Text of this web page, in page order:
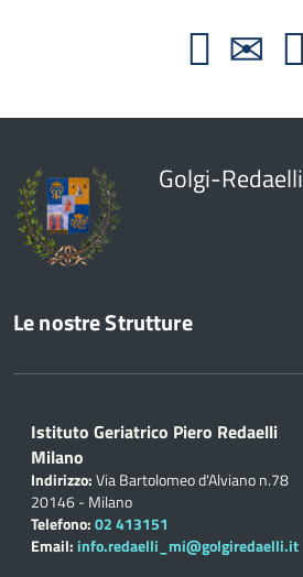
Golgi-Redaelli
Le nostre Strutture
Istituto Geriatrico Piero Redaelli
Milano
Indirizzo:Via Bartolomeo d'Alviano n.78
20146 - Milano
Telefono:02 413151
Email: info.redaelli_mi@golgiredaelli.it